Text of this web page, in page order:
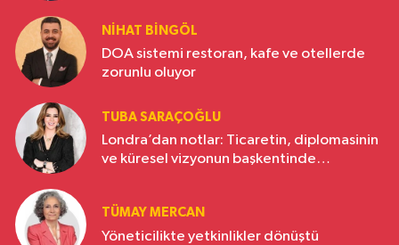
NIHAT BINGÖL
DOA sistemi restoran, kafe ve otellerde
zorunlu oluyor
TUBA SARAÇOĞLU
Londra’dan notlar: Ticaretin, diplomasinin
ve küresel vizyonun başkentinde
TÜMAY MERCAN
Yöneticilikte yetkinlikler dönüştü